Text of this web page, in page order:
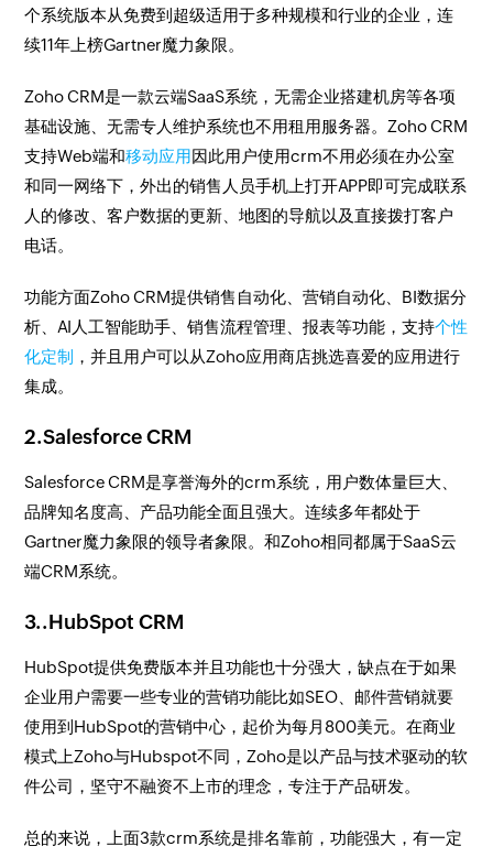
个系统版本从免费到超级适用于多种规模和行业的企业，连
续11年上榜Gartner魔力象限。
Zoho CRM是一款云端SaaS系统，无需企业搭建机房等各项
基础设施、无需专人维护系统也不用租用服务器。Zoho CRM
支持Web端和移动应用因此用户使用crm不用必须在办公室
和同一网络下，外出的销售人员手机上打开APP即可完成联系
人的修改、客户数据的更新、地图的导航以及直接拨打客户
电话。
功能方面Zoho CRM提供销售自动化、营销自动化、BI数据分
析、AI人工智能助手、销售流程管理、报表等功能，支持个性
化定制 ，并且用户可以从Zoho应用商店挑选喜爱的应用进行
集成。
2.Salesforce CRM
Salesforce CRM是享誉海外的crm系统，用户数体量巨大、
品牌知名度高、产品功能全面且强大。连续多年都处于
Gartner魔力象限的领导者象限。和Zoho相同都属于SaaS云
端CRM系统。
3..HubSpot CRM
HubSpot提供免费版本并且功能也十分强大，缺点在于如果
企业用户需要一些专业的营销功能比如SEO、邮件营销就要
使用到HubSpot的营销中心，起价为每月800美元。在商业
模式上Zoho与Hubspot不同，Zoho是以产品与技术驱动的软
件公司，坚守不融资不上市的理念，专注于产品研发。
总的来说，上面3款crm系统是排名靠前，功能强大，有一定